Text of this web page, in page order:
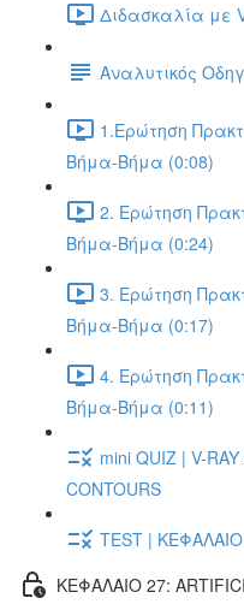
Διδασκαλία με
Αναλυτικός
1.Ερώτηση
Βήμα-Βήμα (0:08)
2. Ερώτηση
Βήμα-Βήμα (0:24)
3. Ερώτηση
Βήμα-Βήμα (0:17)
4. Ερώτηση
Βήμα-Βήμα (0:11)
mini QUIZ | V-
CONTOURS
TEST |
ΚΕΦΑΛΑΙΟ 27: